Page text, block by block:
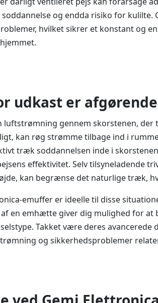
og endda risiko for
hvilket sikrer et konstant
udkast er afgørende
luftstrømning gennem skorstenen,
kan røg strømme tilbage ind i
træk soddannelsen inde i
effektivitet. Selv tilsyneladende
kan begrænse det naturlige træk,
emuffer er ideelle til disse
en emhætte giver dig mulighed for at
Takket være deres
og sikkerhedsproblemer